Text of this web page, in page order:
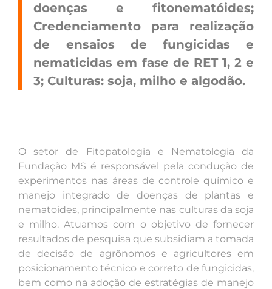
doenças e fitonematóides;
Credenciamento para realização
de ensaios de fungicidas e
nematicidas em fase de RET 1, 2 e
3; Culturas: soja, milho e algodão.
O setor de Fitopatologia e Nematologia da
Fundação MS é responsável pela condução de
experimentos nas áreas de controle químico e
manejo integrado de doenças de plantas e
nematoides, principalmente nas culturas da soja
e milho. Atuamos com o objetivo de fornecer
resultados de pesquisa que subsidiam a tomada
de decisão de agrônomos e agricultores em
posicionamento técnico e correto de fungicidas,
bem como na adoção de estratégias de manejo